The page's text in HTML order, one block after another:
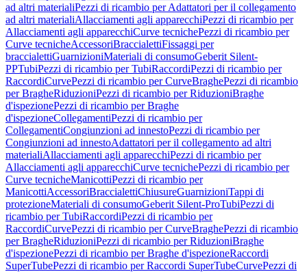
ad altri materialiPezzi di ricambio per Adattatori per il collegamento
ad altri materialiAllacciamenti agli apparecchiPezzi di ricambio per
Allacciamenti agli apparecchiCurve tecnichePezzi di ricambio per
Curve tecnicheAccessoriBraccialettiFissaggi per
braccialettiGuarnizioniMateriali di consumoGeberit Silent-
PPTubiPezzi di ricambio per TubiRaccordiPezzi di ricambio per
RaccordiCurvePezzi di ricambio per CurveBraghePezzi di ricambio
per BragheRiduzioniPezzi di ricambio per RiduzioniBraghe
d'ispezionePezzi di ricambio per Braghe
d'ispezioneCollegamentiPezzi di ricambio per
CollegamentiCongiunzioni ad innestoPezzi di ricambio per
Congiunzioni ad innestoAdattatori per il collegamento ad altri
materialiAllacciamenti agli apparecchiPezzi di ricambio per
Allacciamenti agli apparecchiCurve tecnichePezzi di ricambio per
Curve tecnicheManicottiPezzi di ricambio per
ManicottiAccessoriBraccialettiChiusureGuarnizioniTappi di
protezioneMateriali di consumoGeberit Silent-ProTubiPezzi di
ricambio per TubiRaccordiPezzi di ricambio per
RaccordiCurvePezzi di ricambio per CurveBraghePezzi di ricambio
per BragheRiduzioniPezzi di ricambio per RiduzioniBraghe
d'ispezionePezzi di ricambio per Braghe d'ispezioneRaccordi
SuperTubePezzi di ricambio per Raccordi SuperTubeCurvePezzi di